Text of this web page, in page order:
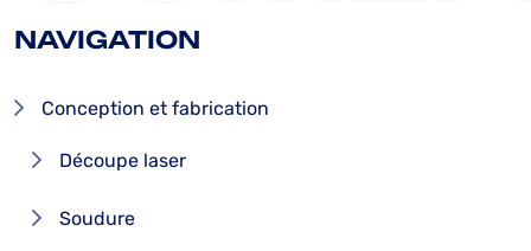
NAVIGATION
Conception et fabrication
Découpe laser
Soudure